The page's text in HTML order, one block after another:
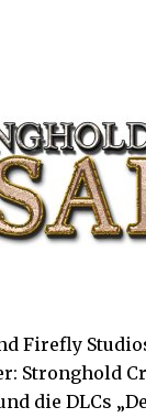
Firefly
Stronghold
die DLCs